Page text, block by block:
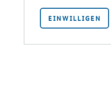
EINWILLIGEN